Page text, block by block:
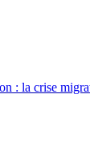
: la crise